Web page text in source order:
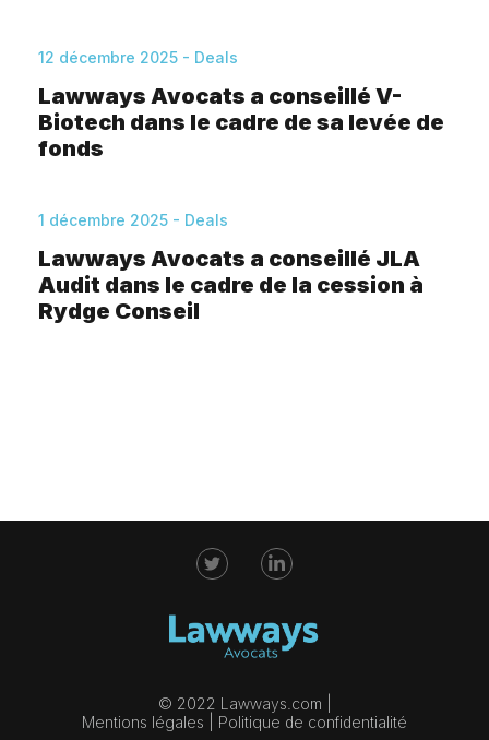
12 décembre 2025 - Deals
Lawways Avocats a conseillé V-
Biotech dans le cadre de sa levée de
fonds
1 décembre 2025 - Deals
Lawways Avocats a conseillé JLA
Audit dans le cadre de la cession à
Rydge Conseil
© 2022 Lawways.com |
Mentions légales
Politique de confidentialité